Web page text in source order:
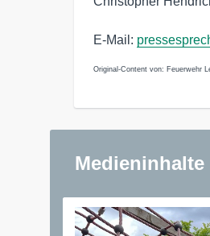
E-Mail:
Original-Content von: Feuerwehr
Medieninhalte